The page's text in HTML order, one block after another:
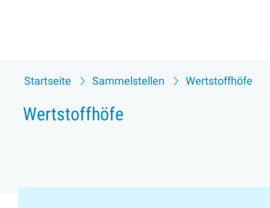
Startseite Sammelstellen Wertstoffhöfe
Wertstoffhöfe